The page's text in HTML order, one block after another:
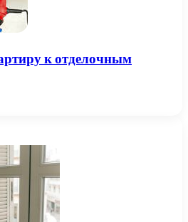
к отделочным